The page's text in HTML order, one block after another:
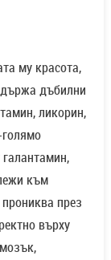
му красота,
дъбилни
ликорин,
към
през
върху